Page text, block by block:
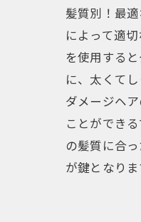
髪質別！最
によって適
を使用する
に、太くて
ダメージヘ
ことができ
の髪質に合
が鍵となりま